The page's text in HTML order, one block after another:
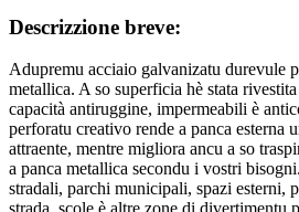
Descrizzione breve:
Adupremu acciaio galvanizatu durevule
metallica. A so superficia hè stata
capacità antiruggine, impermeabili è
perforatu creativo rende a panca esterna
attraente, mentre migliora ancu a so
a panca metallica secondu i vostri
stradali, parchi municipali, spazi esterni,